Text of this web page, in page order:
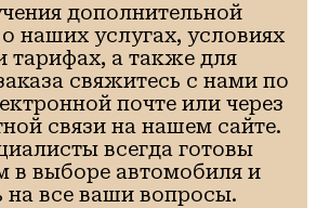
дополнительной
наших услугах, условиях
тарифах, а также для
свяжитесь с нами по
почте или через
связи на нашем сайте.
всегда готовы
в выборе автомобиля и
на все ваши вопросы.